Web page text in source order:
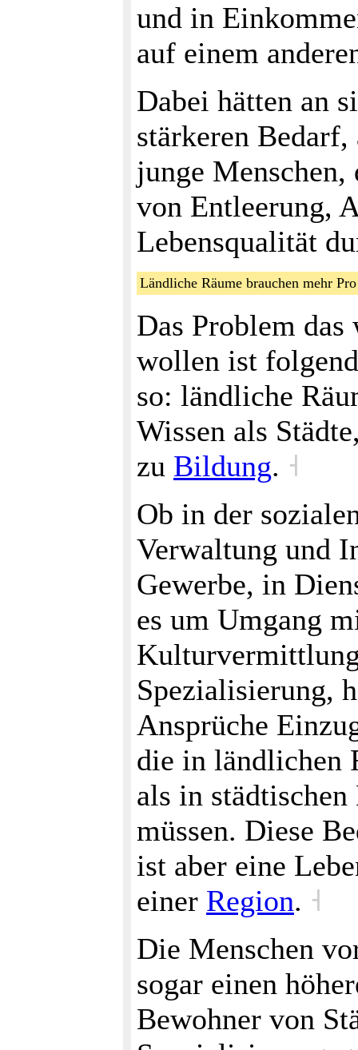
und in
auf einem
Dabei hätten an
stärkeren
junge
von Entleerung,
Lebensqualität
Ländliche Räume brauchen mehr
Das Problem
wollen ist
so: ländliche
Wissen als
zu Bildung. ˧
Ob in der
Verwaltung und
Gewerbe, in
es um Umgang
Spezialisierung,
Ansprüche
die in ländlichen
als in
müssen. Diese
ist aber eine
einer Region. ˧
Die Menschen
sogar einen
Bewohner von